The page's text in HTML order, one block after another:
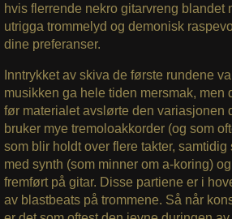
hvis flerrende nekro gitarvreng blandet
utrigga trommelyd og demonisk
dine preferanser.
Inntrykket av skiva de første rundene
musikken ga hele tiden mersmak, men
før materialet avslørte den variasjonen
bruker mye tremoloakkorder (og som
som blir holdt over flere takter, samtidig
med synth (som minner om a-koring)
fremført på gitar. Disse partiene er i
av blastbeats på trommene. Så når